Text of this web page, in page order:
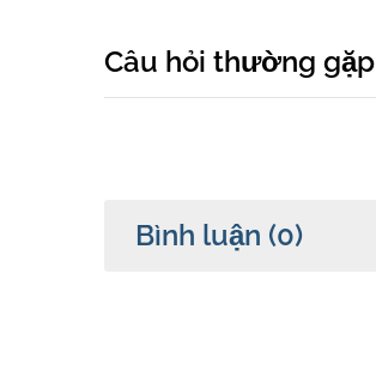
Câu hỏi thường gặp
Bình luận (0)